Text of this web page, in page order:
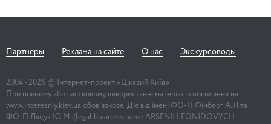
Партнеры Реклама на сайте О нас Экскурсоводы
2004 - 2026 © Інтернет-проект «Цікавий Київ»
При повному або частковому використанні матеріалів посилання на
www.interesniy.kiev.ua обов'язкове. Діє від імені ФО-П Фінберг А.Л та
ФО-П Ліщук Ю.М. (legal business name ARSENII LEONIDOVYCH